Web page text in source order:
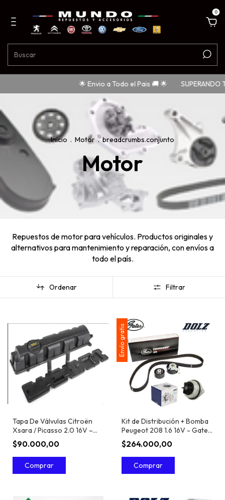
0
🌟 Envio a Todo el Pais 🚚 🌟 SUPERANDO TU
Inicio . Motor . breadcrumbs.conjunto
Motor
Repuestos de motor para vehículos. Productos originales y
alternativos para mantenimiento y reparación, con envíos a
todo el país.
Ordenar Filtrar
Tapa De Válvulas Citroën
Xsara / Picasso 2.0 16V –
Motor EW10
$90.000,00
Envío gratis
Kit de Distribución + Bomba
Peugeot 208 1.6 16V - Gates
+ Dolz
$264.000,00